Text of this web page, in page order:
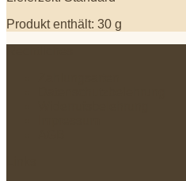
Produkt enthält: 30 g